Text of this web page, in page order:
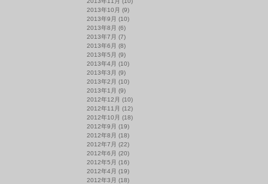
2013年10月 (9)
2013年9月 (10)
2013年8月 (6)
2013年7月 (7)
2013年6月 (8)
2013年5月 (9)
2013年4月 (10)
2013年3月 (9)
2013年2月 (10)
2013年1月 (9)
2012年12月 (10)
2012年11月 (12)
2012年10月 (18)
2012年9月 (19)
2012年8月 (18)
2012年7月 (22)
2012年6月 (20)
2012年5月 (16)
2012年4月 (19)
2012年3月 (18)